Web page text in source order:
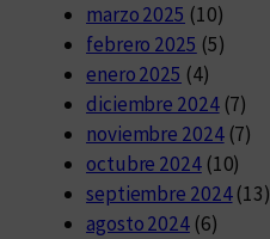
marzo 2025 (10)
febrero 2025 (5)
enero 2025 (4)
diciembre 2024(7)
noviembre 2024(7)
octubre 2024(10)
septiembre 2024(13)
agosto 2024(6)